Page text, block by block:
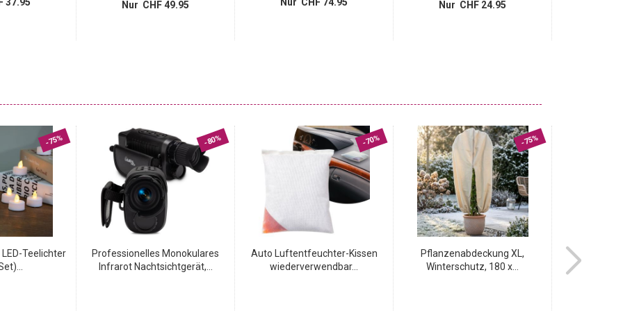
Nur CHF 49.95 Nur CHF 24.95
-75%
Teelichter
-80%
Professionelles Monokulares
Infrarot Nachtsichtgerät,...
-70%
Auto Luftentfeuchter-Kissen
wiederverwendbar...
-75%
Pflanzenabdeckung XL,
Winterschutz, 180 x...
Elektrische